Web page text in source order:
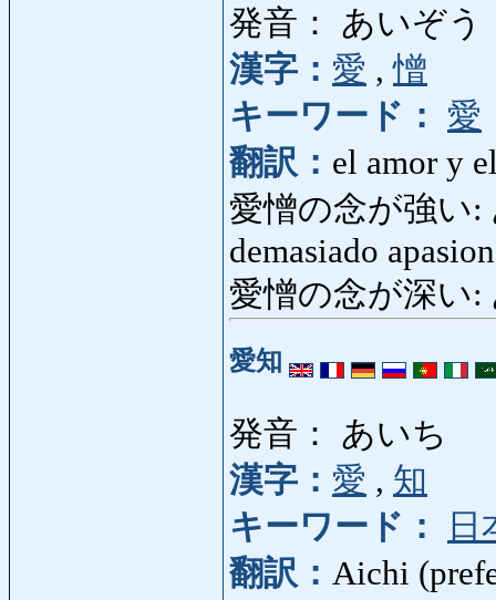
発音： あいぞう
漢字： 愛 ,憎
キーワード：
愛
翻訳： el amor y
愛憎の念が強い:
demasiado
愛憎の念が深い
愛知
発音： あいち
漢字： 愛 , 知
キーワード：
日
翻訳： Aichi